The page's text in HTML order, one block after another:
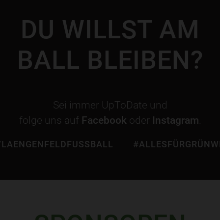
DU WILLST AM
BALL BLEIBEN?
Sei immer UpToDate und
folge uns auf Facebook oder Instagram.